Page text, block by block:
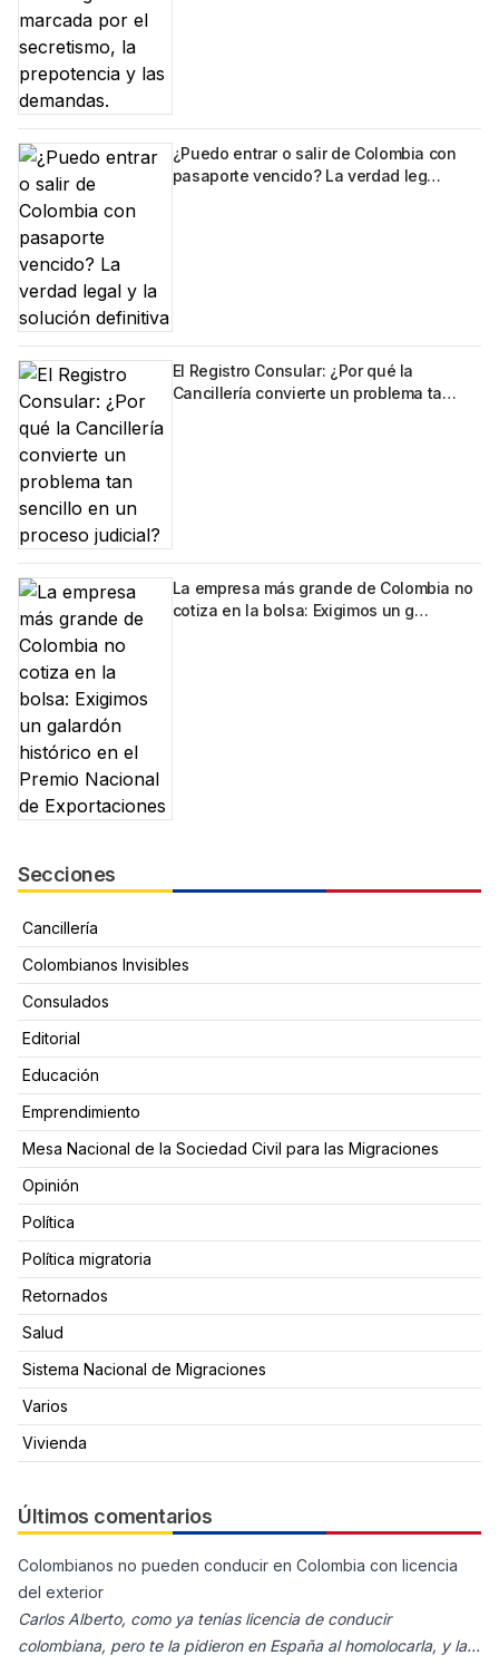
¿Puedo entrar o salir de Colombia con
pasaporte vencido? La verdad leg…
El Registro Consular: ¿Por qué la
Cancillería convierte un problema ta…
La empresa más grande de Colombia no
cotiza en la bolsa: Exigimos un g…
Secciones
Cancillería
Colombianos Invisibles
Consulados
Editorial
Educación
Emprendimiento
Mesa Nacional de la Sociedad Civil para las Migraciones
Opinión
Política
Política migratoria
Retornados
Salud
Sistema Nacional de Migraciones
Varios
Vivienda
Últimos comentarios
Colombianos no pueden conducir en Colombia con licencia
del exterior
Carlos Alberto, como ya tenías licencia de conducir
colombiana, pero te la pidieron en España al homolocarla, y la